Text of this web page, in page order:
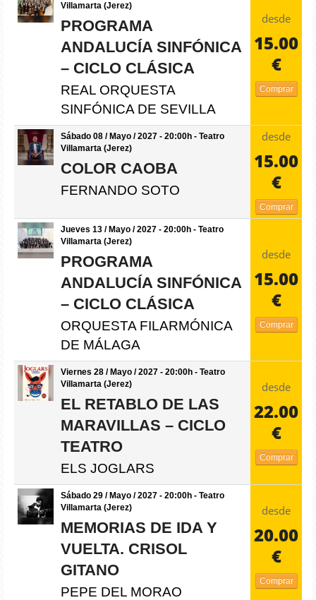
Villamarta (Jerez)
PROGRAMA
ANDALUCÍA SINFÓNICA
– CICLO CLÁSICA
REAL ORQUESTA
SINFÓNICA DE SEVILLA
desde
15.00
€
Comprar
Sábado 08 / Mayo / 2027 - 20:00h - Teatro
Villamarta (Jerez)
COLOR CAOBA
FERNANDO SOTO
desde
15.00
€
Comprar
Jueves 13 / Mayo / 2027 - 20:00h - Teatro
Villamarta (Jerez)
PROGRAMA
ANDALUCÍA SINFÓNICA
– CICLO CLÁSICA
ORQUESTA FILARMÓNICA
DE MÁLAGA
desde
15.00
€
Comprar
Viernes 28 / Mayo / 2027 - 20:00h - Teatro
Villamarta (Jerez)
EL RETABLO DE LAS
MARAVILLAS – CICLO
TEATRO
ELS JOGLARS
desde
22.00
€
Comprar
Sábado 29 / Mayo / 2027 - 20:00h - Teatro
Villamarta (Jerez)
MEMORIAS DE IDA Y
VUELTA. CRISOL
GITANO
PEPE DEL MORAO
desde
20.00
€
Comprar